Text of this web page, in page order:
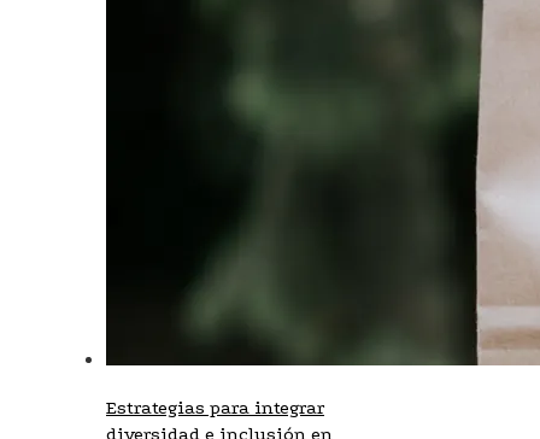
Estrategias para integrar
diversidad e inclusión en